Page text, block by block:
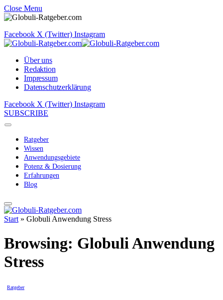
Close Menu
Facebook X (Twitter) Instagram
Über uns
Redaktion
Impressum
Datenschutzerklärung
Facebook X (Twitter) Instagram
SUBSCRIBE
Ratgeber
Wissen
Anwendungsgebiete
Potenz & Dosierung
Erfahrungen
Blog
Start » Globuli Anwendung Stress
Browsing: Globuli Anwendung
Stress
Ratgeber